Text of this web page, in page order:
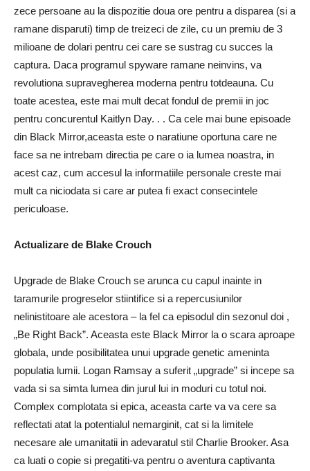
zece persoane au la dispozitie doua ore pentru a disparea (si a
ramane disparuti) timp de treizeci de zile, cu un premiu de 3
milioane de dolari pentru cei care se sustrag cu succes la
captura. Daca programul spyware ramane neinvins, va
revolutiona supravegherea moderna pentru totdeauna. Cu
toate acestea, este mai mult decat fondul de premii in joc
pentru concurentul Kaitlyn Day. . . Ca cele mai bune episoade
din Black Mirror,aceasta este o naratiune oportuna care ne
face sa ne intrebam directia pe care o ia lumea noastra, in
acest caz, cum accesul la informatiile personale creste mai
mult ca niciodata si care ar putea fi exact consecintele
periculoase.
Actualizare de Blake Crouch
Upgrade de Blake Crouch se arunca cu capul inainte in
taramurile progreselor stiintifice si a repercusiunilor
nelinistitoare ale acestora – la fel ca episodul din sezonul doi ,
„Be Right Back”. Aceasta este Black Mirror la o scara aproape
globala, unde posibilitatea unui upgrade genetic ameninta
populatia lumii. Logan Ramsay a suferit „upgrade” si incepe sa
vada si sa simta lumea din jurul lui in moduri cu totul noi.
Complex complotata si epica, aceasta carte va va cere sa
reflectati atat la potentialul nemarginit, cat si la limitele
necesare ale umanitatii in adevaratul stil Charlie Brooker. Asa
ca luati o copie si pregatiti-va pentru o aventura captivanta